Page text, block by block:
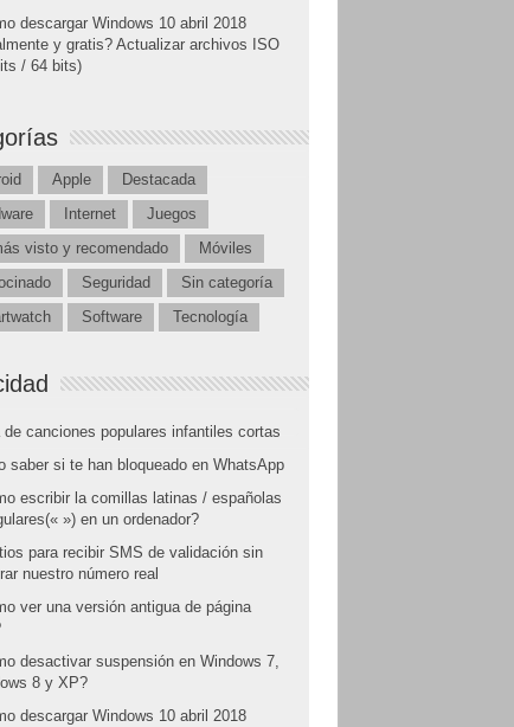
descargar Windows 10 abril 2018
y gratis? Actualizar archivos ISO
/ 64 bits)
Apple
Destacada
Internet
Juegos
visto y recomendado
Móviles
Seguridad
Sin categoría
Software Tecnología
de canciones populares infantiles cortas
saber si te han bloqueado en WhatsApp
escribir la comillas latinas / españolas
») en un ordenador?
para recibir SMS de validación sin
nuestro número real
ver una versión antigua de página
desactivar suspensión en Windows 7,
8 y XP?
descargar Windows 10 abril 2018